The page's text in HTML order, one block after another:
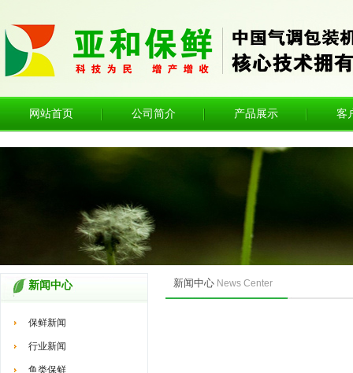
网站首页 公司简介 产品展示 客
新闻中心
保鲜新闻
行业新闻
鱼类保鲜
新闻中心 News Center